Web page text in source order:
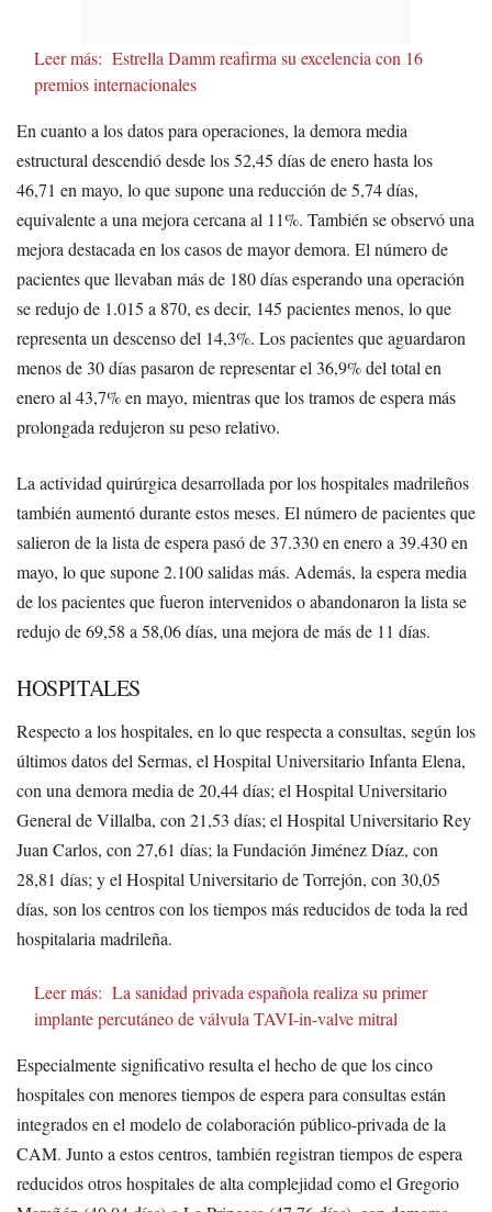
Leer más: Estrella Damm reafirma su excelencia con 16
premios internacionales
En cuanto a los datos para operaciones, la demora media
estructural descendió desde los 52,45 días de enero hasta los
46,71 en mayo, lo que supone una reducción de 5,74 días,
equivalente a una mejora cercana al 11%. También se observó una
mejora destacada en los casos de mayor demora. El número de
pacientes que llevaban más de 180 días esperando una operación
se redujo de 1.015 a 870, es decir, 145 pacientes menos, lo que
representa un descenso del 14,3%. Los pacientes que aguardaron
menos de 30 días pasaron de representar el 36,9% del total en
enero al 43,7% en mayo, mientras que los tramos de espera más
prolongada redujeron su peso relativo.
La actividad quirúrgica desarrollada por los hospitales madrileños
también aumentó durante estos meses. El número de pacientes que
salieron de la lista de espera pasó de 37.330 en enero a 39.430 en
mayo, lo que supone 2.100 salidas más. Además, la espera media
de los pacientes que fueron intervenidos o abandonaron la lista se
redujo de 69,58 a 58,06 días, una mejora de más de 11 días.
HOSPITALES
Respecto a los hospitales, en lo que respecta a consultas, según los
últimos datos del Sermas, el Hospital Universitario Infanta Elena,
con una demora media de 20,44 días; el Hospital Universitario
General de Villalba, con 21,53 días; el Hospital Universitario Rey
Juan Carlos, con 27,61 días; la Fundación Jiménez Díaz, con
28,81 días; y el Hospital Universitario de Torrejón, con 30,05
días, son los centros con los tiempos más reducidos de toda la red
hospitalaria madrileña.
Leer más: La sanidad privada española realiza su primer
implante percutáneo de válvula TAVI-in-valve mitral
Especialmente significativo resulta el hecho de que los cinco
hospitales con menores tiempos de espera para consultas están
integrados en el modelo de colaboración público-privada de la
CAM. Junto a estos centros, también registran tiempos de espera
reducidos otros hospitales de alta complejidad como el Gregorio